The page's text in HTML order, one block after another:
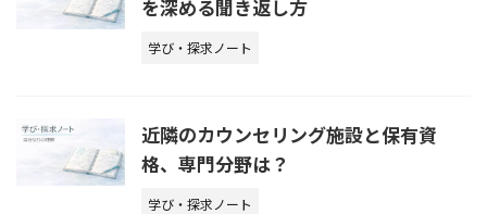
を深める聞き返し方
学び・探求ノート
近隣のカウンセリング施設と保有資
格、専門分野は？
学び・探求ノート